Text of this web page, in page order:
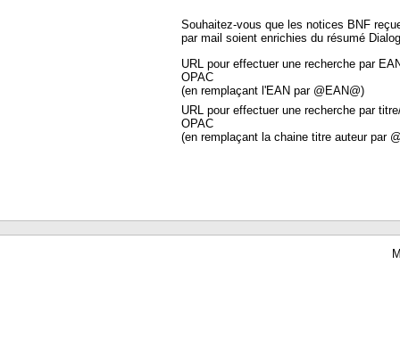
Souhaitez-vous que les notices BNF
par mail soient enrichies du résumé
URL pour effectuer une recherche par
OPAC
(en remplaçant l'EAN par @EAN@)
URL pour effectuer une recherche par
OPAC
(en remplaçant la chaine titre auteur par